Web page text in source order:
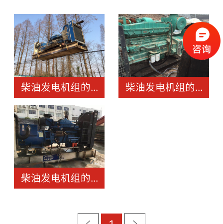
柴油发电机组的... 柴油发电机组的...
柴油发电机组的...